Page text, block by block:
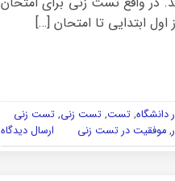
ابتدایی تا امتحان […]
دانشگاه,تست,تست زنی,تست زنی
,موفقیت در تست زنی ارسال دیدگاه